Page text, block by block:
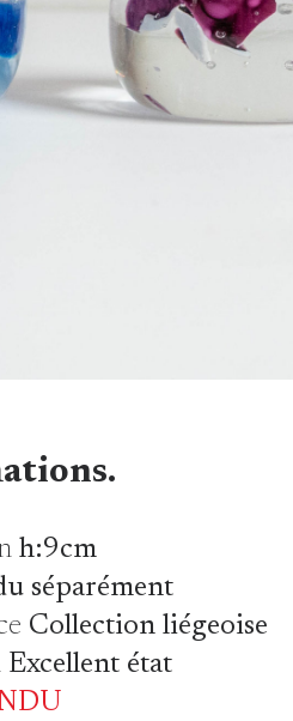
h:9cm
séparément
Collection liégeoise
Excellent état